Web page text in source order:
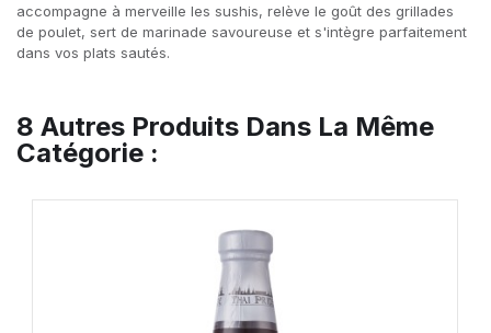
accompagne à merveille les sushis, relève le goût des grillades
de poulet, sert de marinade savoureuse et s'intègre parfaitement
dans vos plats sautés.
8 Autres Produits Dans La Même
Catégorie :